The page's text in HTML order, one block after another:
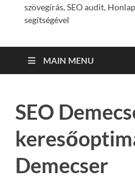
szövegírás, SEO audit,
segítségével
MAIN MENU
SEO
Demecser